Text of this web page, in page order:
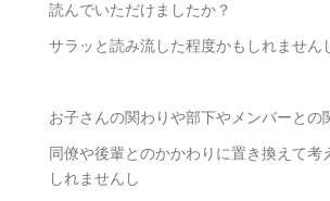
読んでいただけましたか？
サラッと読み流した程度かもしれません
お子さんの関わりや部下やメンバーとの
同僚や後輩とのかかわりに置き換えて考
しれませんし